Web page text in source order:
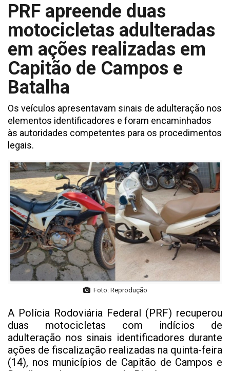
PRF apreende duas
motocicletas adulteradas
em ações realizadas em
Capitão de Campos e
Batalha
Os veículos apresentavam sinais de adulteração nos
elementos identificadores e foram encaminhados
às autoridades competentes para os procedimentos
legais.
Foto: Reprodução
A Polícia Rodoviária Federal (PRF) recuperou
duas motocicletas com indícios de
adulteração nos sinais identificadores durante
ações de fiscalização realizadas na quinta-feira
(14), nos municípios de Capitão de Campos e